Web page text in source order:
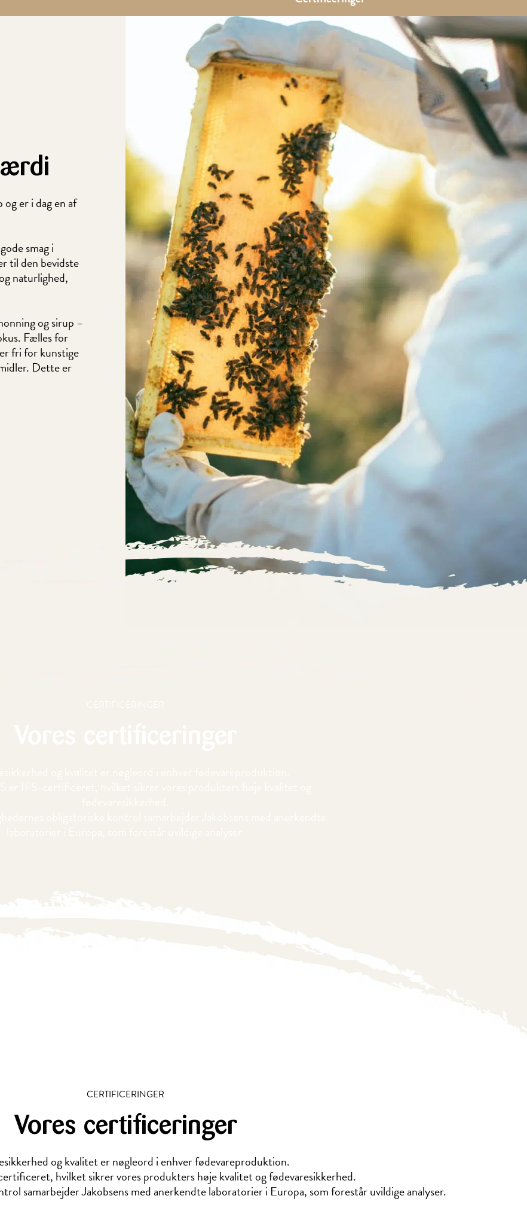
er i dag en af
smag i
til den bevidste
naturlighed,
og sirup –
Fælles for
fri for kunstige
Dette er
CERTIFICERINGER
Vores certificeringer
og kvalitet er nøgleord i enhver fødevareproduktion.
hvilket sikrer vores produkters høje kvalitet og fødevaresikkerhed.
samarbejder Jakobsens med anerkendte laboratorier i Europa, som forestår uvildige analyser.